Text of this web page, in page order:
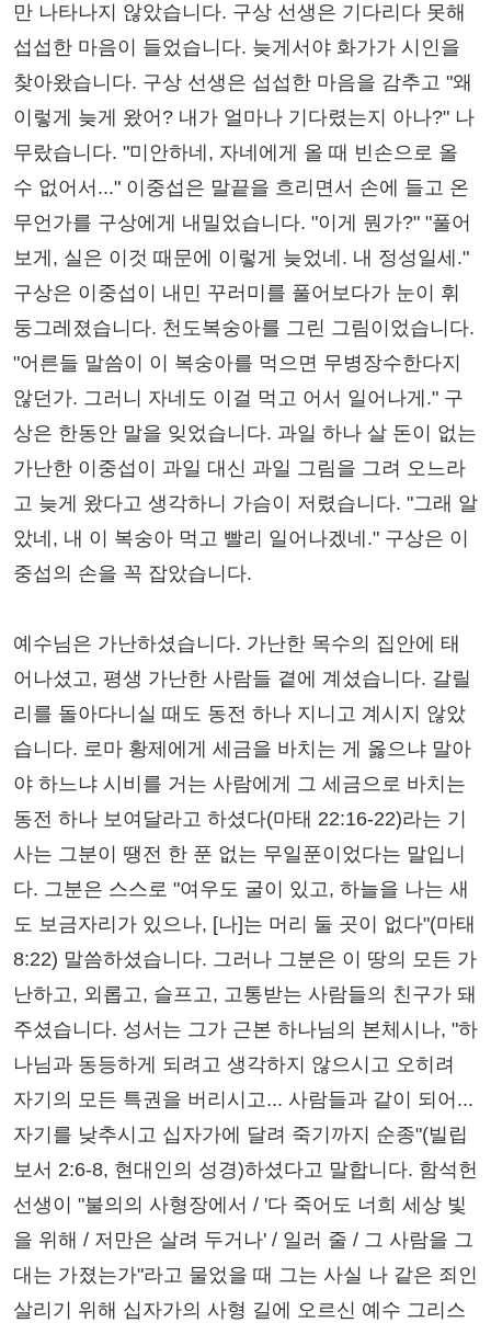
만 나타나지 않았습니다. 구상 선생은 기다리다 못해
섭섭한 마음이 들었습니다. 늦게서야 화가가 시인을
찾아왔습니다. 구상 선생은 섭섭한 마음을 감추고 "왜
이렇게 늦게 왔어? 내가 얼마나 기다렸는지 아나?" 나
무랐습니다. "미안하네, 자네에게 올 때 빈손으로 올
수 없어서..." 이중섭은 말끝을 흐리면서 손에 들고 온
무언가를 구상에게 내밀었습니다. "이게 뭔가?" "풀어
보게, 실은 이것 때문에 이렇게 늦었네. 내 정성일세."
구상은 이중섭이 내민 꾸러미를 풀어보다가 눈이 휘
둥그레졌습니다. 천도복숭아를 그린 그림이었습니다.
"어른들 말씀이 이 복숭아를 먹으면 무병장수한다지
않던가. 그러니 자네도 이걸 먹고 어서 일어나게." 구
상은 한동안 말을 잊었습니다. 과일 하나 살 돈이 없는
가난한 이중섭이 과일 대신 과일 그림을 그려 오느라
고 늦게 왔다고 생각하니 가슴이 저렸습니다. "그래 알
았네, 내 이 복숭아 먹고 빨리 일어나겠네." 구상은 이
중섭의 손을 꼭 잡았습니다.
예수님은 가난하셨습니다. 가난한 목수의 집안에 태
어나셨고, 평생 가난한 사람들 곁에 계셨습니다. 갈릴
리를 돌아다니실 때도 동전 하나 지니고 계시지 않았
습니다. 로마 황제에게 세금을 바치는 게 옳으냐 말아
야 하느냐 시비를 거는 사람에게 그 세금으로 바치는
동전 하나 보여달라고 하셨다(마태 22:16-22)라는 기
사는 그분이 땡전 한 푼 없는 무일푼이었다는 말입니
다. 그분은 스스로 "여우도 굴이 있고, 하늘을 나는 새
도 보금자리가 있으나, [나]는 머리 둘 곳이 없다"(마태
8:22) 말씀하셨습니다. 그러나 그분은 이 땅의 모든 가
난하고, 외롭고, 슬프고, 고통받는 사람들의 친구가 돼
주셨습니다. 성서는 그가 근본 하나님의 본체시나, "하
나님과 동등하게 되려고 생각하지 않으시고 오히려
자기의 모든 특권을 버리시고... 사람들과 같이 되어...
자기를 낮추시고 십자가에 달려 죽기까지 순종"(빌립
보서 2:6-8, 현대인의 성경)하셨다고 말합니다. 함석헌
선생이 "불의의 사형장에서 / '다 죽어도 너희 세상 빛
을 위해 / 저만은 살려 두거나' / 일러 줄 / 그 사람을 그
대는 가졌는가"라고 물었을 때 그는 사실 나 같은 죄인
살리기 위해 십자가의 사형 길에 오르신 예수 그리스